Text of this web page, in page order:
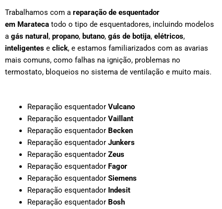
Trabalhamos com a reparação de esquentador
em Marateca todo o tipo de esquentadores, incluindo modelos
a gás natural , propano, butano, gás de botija, elétricos,
inteligentes e click, e estamos familiarizados com as avarias
mais comuns, como falhas na ignição, problemas no
termostato, bloqueios no sistema de ventilação e muito mais.
Reparação esquentador Vulcano
Reparação esquentador Vaillant
Reparação esquentador Becken
Reparação esquentador Junkers
Reparação esquentador Zeus
Reparação esquentador Fagor
Reparação esquentador Siemens
Reparação esquentador Indesit
Reparação esquentador Bosh